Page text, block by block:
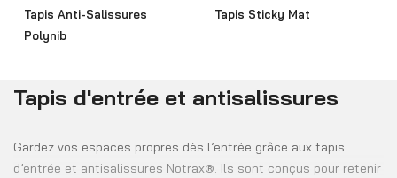
Tapis Anti-Salissures
Polynib
Tapis Sticky Mat
Tapis d'entrée et antisalissures
Gardez vos espaces propres dès l’entrée grâce aux tapis
d’entrée et antisalissures Notrax®. Ils sont conçus pour retenir